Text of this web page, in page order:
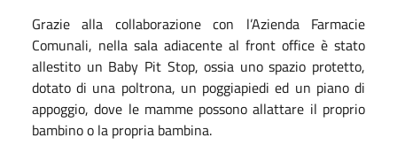
Grazie alla collaborazione con l’Azienda Farmacie
Comunali, nella sala adiacente al front office è stato
allestito un Baby Pit Stop, ossia uno spazio protetto,
dotato di una poltrona, un poggiapiedi ed un piano di
appoggio, dove le mamme possono allattare il proprio
bambino o la propria bambina.